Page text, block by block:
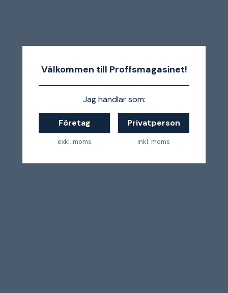
Välkommen till Proffsmagasinet!
Jag handlar som:
Företag
exkl. moms
Privatperson
inkl. moms